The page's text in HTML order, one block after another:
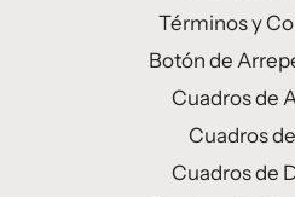
Términos y
Botón de
Cuadros de
Cuadros
Cuadros de